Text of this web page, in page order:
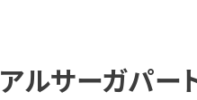
アルサーガパー